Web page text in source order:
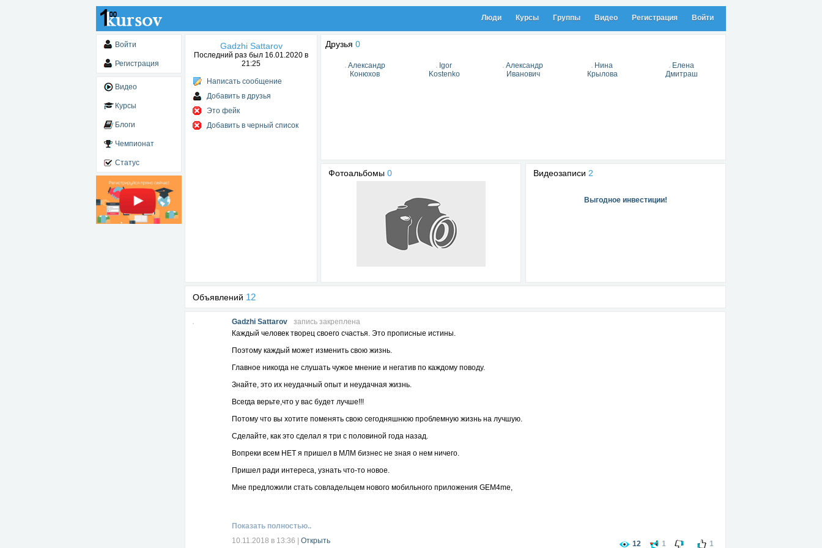
Люди Курсы Группы Видео Регистрация Войти
Войти
Регистрация
Видео
Курсы
Блоги
Чемпионат
Статус
Gadzhi Sattarov
Последний раз был 16.01.2020 в
21:25
Написать сообщение
Добавить в друзья
Это фейк
Добавить в черный список
Друзья 0
Александр
Конюхов
Igor
Kostenko
Александр
Иванович
Нина
Крылова
Елена
Дмитраш
Фотоальбомы 0 Видеозаписи 2
Выгодное инвестиции!
Объявлений 12
Gadzhi Sattarov
запись закреплена
Каждый человек творец своего счастья. Это прописные истины.
Поэтому каждый может изменить свою жизнь.
Главное никогда не слушать чужое мнение и негатив по каждому поводу.
Знайте, это их неудачный опыт и неудачная жизнь.
Всегда верьте,что у вас будет лучше!!!
Потому что вы хотите поменять свою сегодняшнюю проблемную жизнь на лучшую.
Сделайте, как это сделал я три с половиной года назад.
Вопреки всем НЕТ я пришел в МЛМ бизнес не зная о нем ничего.
Пришел ради интереса, узнать что-то новое.
Мне предложили стать совладельцем нового мобильного приложения GEM4me,
И сейчас я смело могу сказать,что за время, проведенное в компании я знаю про нее все!!!!!
И это моя жизнь- сегодня,завтра и навсегда!
Показать полностью..
10.11.2018 в 13:36
Открыть 12 1 1